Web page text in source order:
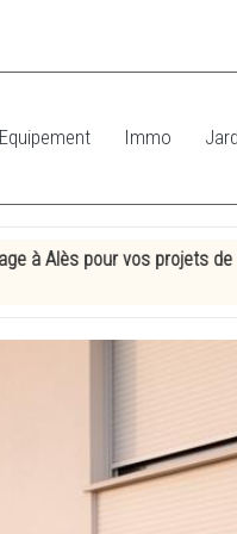
Equipement Immo
de décoration : votre